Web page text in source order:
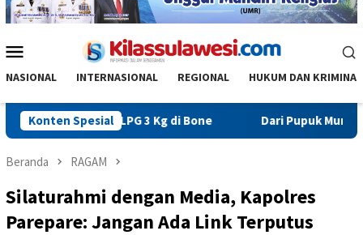
Mobile
NASIONAL INTERNASIONAL REGIONAL HUKUM DAN KRIMINAL
Konten Spesial
dan LPG 3 Kg di Bone Dari Pupuk Murah hingga HPP
Beranda RAGAM
Silaturahmi dengan Media, Kapolres
Parepare: Jangan Ada Link Terputus